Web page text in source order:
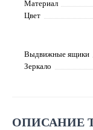
Материал
Цвет
Выдвижные ящики
Зеркало
ОПИСАНИЕ